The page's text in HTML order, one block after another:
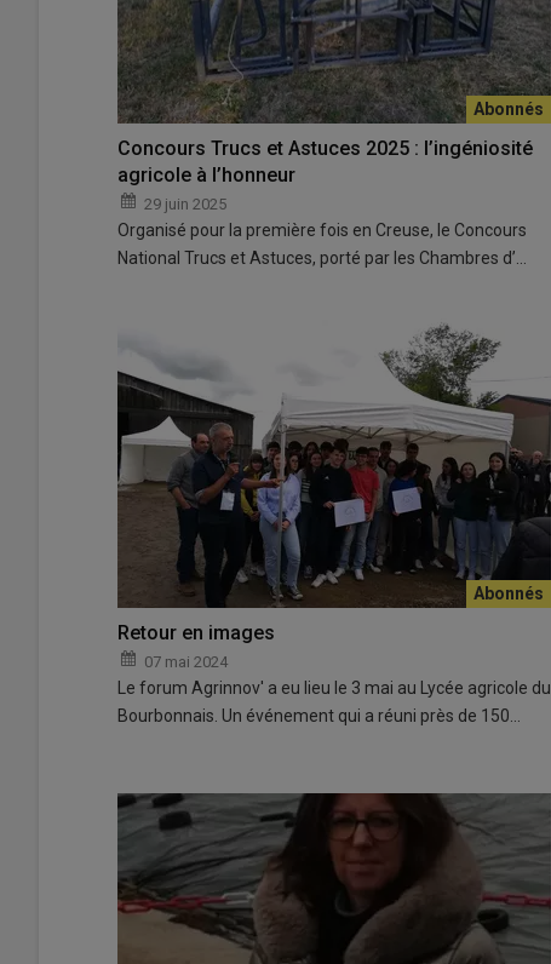
Concours Trucs et Astuces 2025 : l’ingéniosité
agricole à l’honneur
29 juin 2025
Organisé pour la première fois en Creuse, le Concours
National Trucs et Astuces, porté par les Chambres d’…
Retour en images
07 mai 2024
Le forum Agrinnov' a eu lieu le 3 mai au Lycée agricole du
Bourbonnais. Un événement qui a réuni près de 150…